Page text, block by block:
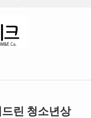
린 청소년상